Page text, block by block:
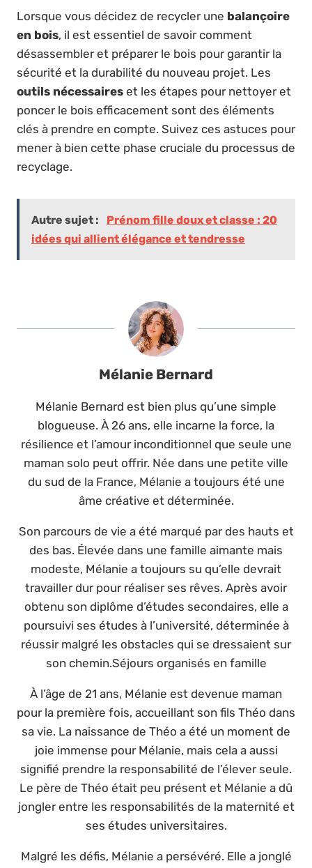
Lorsque vous décidez de recycler une balançoire
en bois, il est essentiel de savoir comment
désassembler et préparer le bois pour garantir la
sécurité et la durabilité du nouveau projet. Les
outils nécessaires et les étapes pour nettoyer et
poncer le bois efficacement sont des éléments
clés à prendre en compte. Suivez ces astuces pour
mener à bien cette phase cruciale du processus de
recyclage.
Autre sujet :
Prénom fille doux et classe : 20
idées qui allient élégance et tendresse
Mélanie Bernard
Mélanie Bernard est bien plus qu’une simple
blogueuse. À 26 ans, elle incarne la force, la
résilience et l’amour inconditionnel que seule une
maman solo peut offrir. Née dans une petite ville
du sud de la France, Mélanie a toujours été une
âme créative et déterminée.
Son parcours de vie a été marqué par des hauts et
des bas. Élevée dans une famille aimante mais
modeste, Mélanie a toujours su qu’elle devrait
travailler dur pour réaliser ses rêves. Après avoir
obtenu son diplôme d’études secondaires, elle a
poursuivi ses études à l’université, déterminée à
réussir malgré les obstacles qui se dressaient sur
son chemin.Séjours organisés en famille
À l’âge de 21 ans, Mélanie est devenue maman
pour la première fois, accueillant son fils Théo dans
sa vie. La naissance de Théo a été un moment de
joie immense pour Mélanie, mais cela a aussi
signifié prendre la responsabilité de l’élever seule.
Le père de Théo était peu présent et Mélanie a dû
jongler entre les responsabilités de la maternité et
ses études universitaires.
Malgré les défis, Mélanie a persévéré. Elle a jonglé